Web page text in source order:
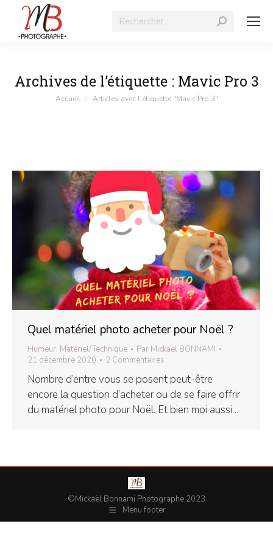
Recherche
Archives de l’étiquette : Mavic Pro 3
Vous êtes ici :
Accueil Articles avec l’étiquette "Mavic Pro 3"
Quel matériel photo acheter pour Noël ?
Humeur, Matériel/Technique Par Mickaël BONNAMI
21 décembre 2020
2 Commentaires
Nombre d’entre vous se posent peut-être
encore la question d’acheter ou de se faire offrir
du matériel photo pour Noël. Et bien moi aussi…
©Mickaël Bonnami Photographe 2023
Menu footer